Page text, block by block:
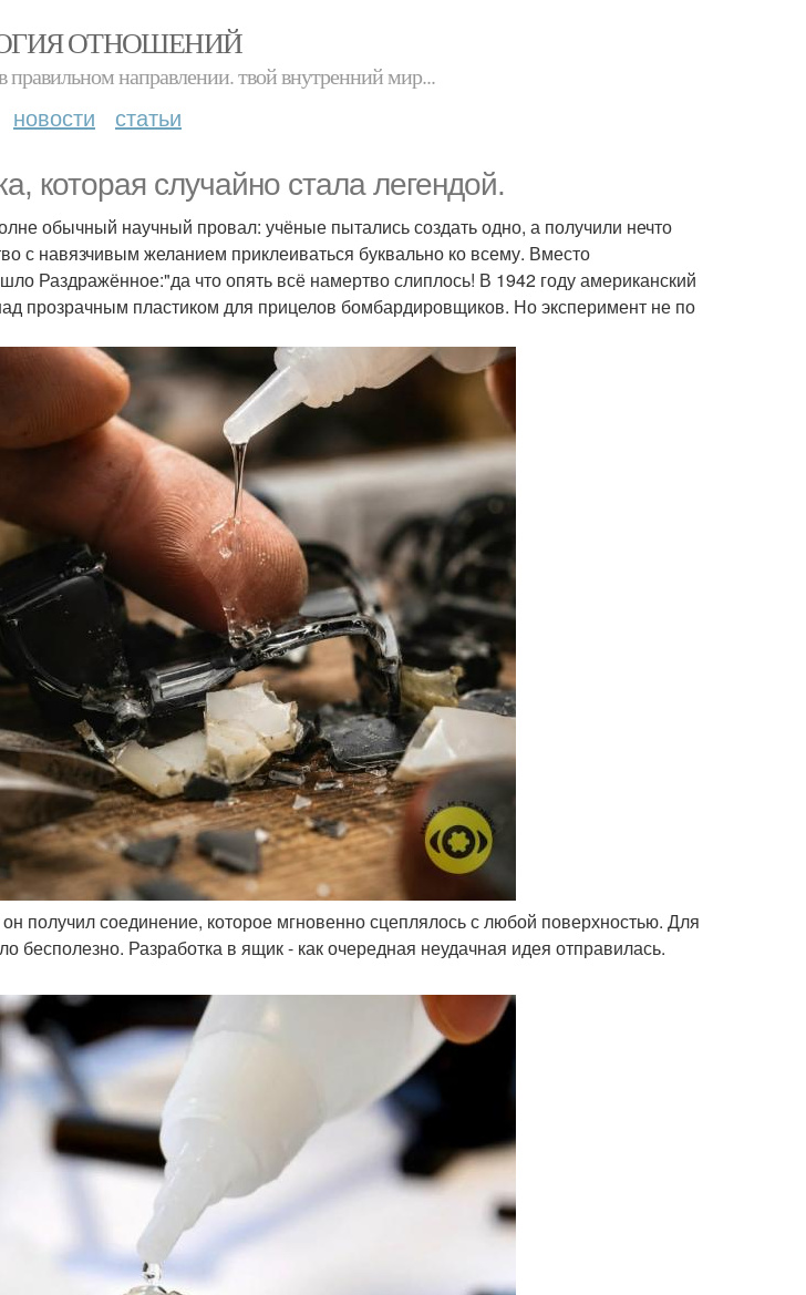
ОТНОШЕНИЙ
правильном направлении. твой внутренний мир...
новости статьи
которая случайно стала легендой.
обычный научный провал: учёные пытались создать одно, а получили нечто
с навязчивым желанием приклеиваться буквально ко всему. Вместо
Раздражённое:"да что опять всё намертво слиплось! В 1942 году американский
прозрачным пластиком для прицелов бомбардировщиков. Но эксперимент не по
получил соединение, которое мгновенно сцеплялось с любой поверхностью. Для
бесполезно. Разработка в ящик - как очередная неудачная идея отправилась.